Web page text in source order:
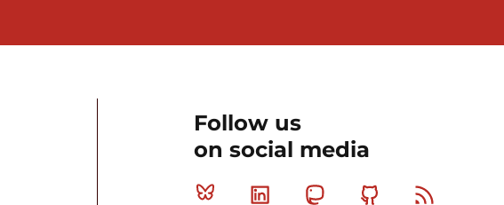
Follow us
on social media
Bluesky Linkedin MastodonGithub